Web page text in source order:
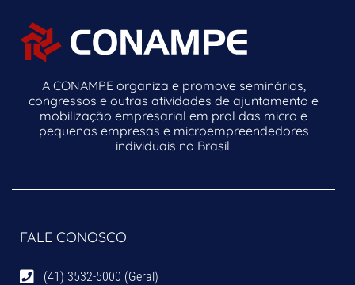
A CONAMPE organiza e promove seminários,
congressos e outras atividades de ajuntamento e
mobilização empresarial em prol das micro e
pequenas empresas e microempreendedores
individuais no Brasil.
FALE CONOSCO
(41) 3532-5000 (Geral)